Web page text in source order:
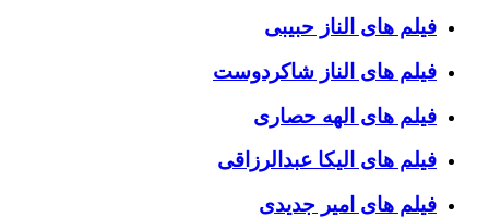
فیلم های الناز حبیبی
فیلم های الناز شاکردوست
فیلم های الهه حصاری
فیلم های الیکا عبدالرزاقی
فیلم های امیر جدیدی